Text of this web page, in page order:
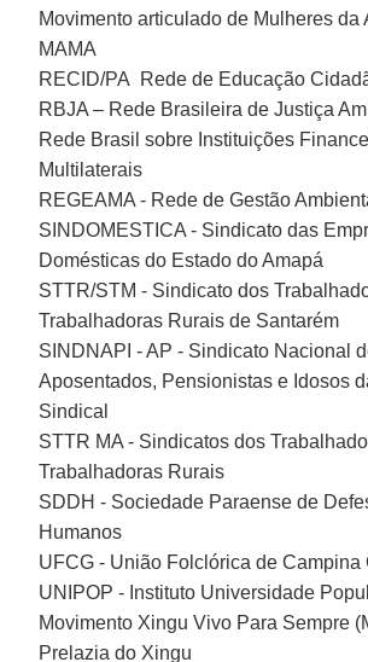
Movimento articulado de Mulheres da
MAMA
RECID/PA Rede de Educação
RBJA – Rede Brasileira de Justiça
Rede Brasil sobre Instituições
Multilaterais
REGEAMA - Rede de Gestão
SINDOMESTICA - Sindicato das
Domésticas do Estado do Amapá
STTR/STM - Sindicato dos
Trabalhadoras Rurais de Santarém
SINDNAPI - AP - Sindicato Nacional
Aposentados, Pensionistas e Idosos
Sindical
STTR MA - Sindicatos dos
Trabalhadoras Rurais
SDDH - Sociedade Paraense de
Humanos
UFCG - União Folclórica de Campina
UNIPOP - Instituto Universidade
Movimento Xingu Vivo Para Sempre
Prelazia do Xingu